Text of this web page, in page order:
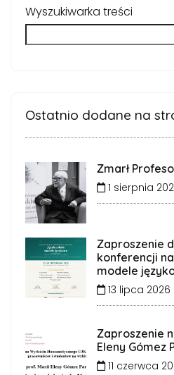
Wyszukiwarka treści
Ostatnio dodane na
Zmarł
1 sierpnia
Zaproszenie
konferencji
modele
13 lipca 2026
Zaproszenie
Eleny Gómez
11 czerwca